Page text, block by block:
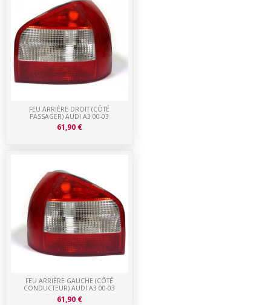
FEU ARRIÈRE GAUCHE (CÔTÉ
CONDUCTEUR) AUDI A3 00-03
61,90 €
FEU ARRIÈRE DROIT (CÔTÉ
PASSAGER) AUDI A3 00-03
61,90 €